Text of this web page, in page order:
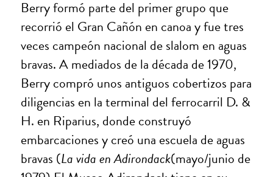
Berry formó parte del primer grupo que
recorrió el Gran Cañón en canoa y fue tres
veces campeón nacional de slalom en aguas
bravas. A mediados de la década de 1970,
Berry compró unos antiguos cobertizos para
diligencias en la terminal del ferrocarril D. &
H. en Riparius, donde construyó
embarcaciones y creó una escuela de aguas
bravas (La vida en Adirondack(mayo/junio de